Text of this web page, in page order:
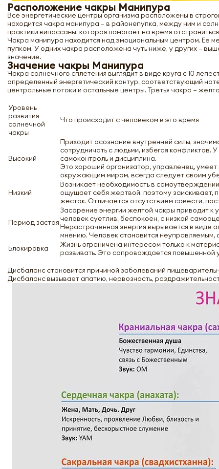
Расположение чакры Манипура
Все энергетические центры организма расположены в
находится чакра манипура – в районепупка, между ним и
практики випассаны, которая помогает на время
Чакра манипура находится над эмоциональным центром. Ее
пупком. У одних чакра расположена чуть ниже, у других –
значение.
Значение чакры Манипура
Чакра солнечного сплетения выглядит в виде круга с 10
определенный энергетический контур, соответствующий
центральные потоки и остальные центры. Третья чакра –
Уровень
развития
солнечной
чакры
Что происходит с человеком в это время
Высокий
Приходит осознание внутренней силы,
сотрудничать с людьми, избегая конфликтов.
самоконтроль и дисциплина.
Это хороший организатор, управленец, умеет
окружающим миром, всегда следует своим
Низкий
Возникает необходимость в
ощущает себя жертвой, поэтому заискивает,
жесток. Отличается отсутствием совести,
Период застоя
Засорение энергии желтой чакры приводит к
человек суетлив, беспокоен, с низкой
Нерастраченная энергия вырывается в виде
мнению. Человек становится неуправляемым,
Блокировка
Жизнь ограничена интересом только к
развивать. Это сопровождается повышенной
Дисбаланс становится причиной заболеваний
Дисбаланс вызывает апатию, нервозность,